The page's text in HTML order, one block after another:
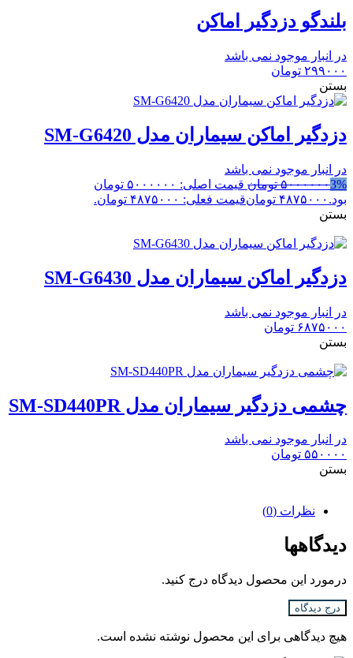
بلندگو دزدگیر اماکن
در انبار موجود نمی باشد
۲۹۹۰۰۰ تومان
بستن
دزدگیر اماکن سیماران مدل SM-G6420
در انبار موجود نمی باشد
3%۵۰۰۰۰۰۰ تومان
قیمت اصلی: ۵۰۰۰۰۰۰ تومان
بود. ۴۸۷۵۰۰۰ تومانقیمت فعلی: ۴۸۷۵۰۰۰ تومان.
بستن
دزدگیر اماکن سیماران مدل SM-G6430
در انبار موجود نمی باشد
۶۸۷۵۰۰۰ تومان
بستن
چشمی دزدگیر سیماران مدل SM-SD440PR
در انبار موجود نمی باشد
۵۵۰۰۰۰ تومان
بستن
نظرات (0)
دیدگاهها
درمورد این محصول دیدگاه درج کنید.
درج دیدگاه
هیچ دیدگاهی برای این محصول نوشته نشده است.